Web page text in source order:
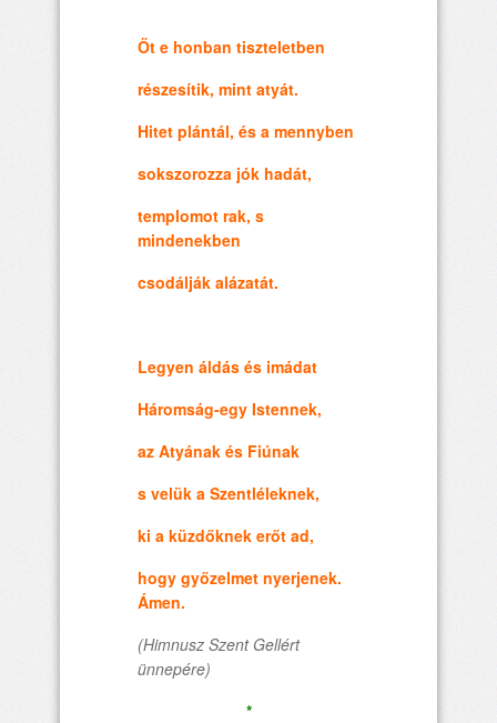
Őt e honban tiszteletben
részesítik, mint atyát.
Hitet plántál, és a mennyben
sokszorozza jók hadát,
templomot rak, s
mindenekben
csodálják alázatát.
Legyen áldás és imádat
Háromság-egy Istennek,
az Atyának és Fiúnak
s velük a Szentléleknek,
ki a küzdőknek erőt ad,
hogy győzelmet nyerjenek.
Ámen.
(Himnusz Szent Gellért
ünnepére)
*